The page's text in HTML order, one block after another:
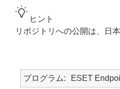
ヒント
リポジトリへの公開は、日
プログラム ESET